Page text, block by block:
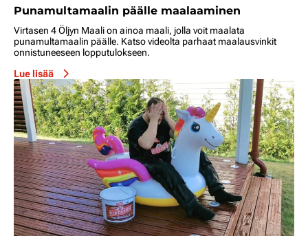
Punamultamaalin päälle maalaaminen
Virtasen 4 Öljyn Maali on ainoa maali, jolla voit maalata
punamultamaalin päälle. Katso videolta parhaat maalausvinkit
onnistuneeseen lopputulokseen.
Lue lisää